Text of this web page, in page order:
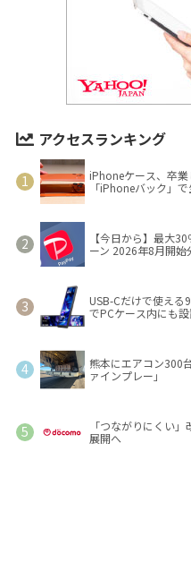
アクセスランキング
iPhoneケース、卒
「iPhoneバック」で
【今日から】最大
ーン 2026年8月開始
USB-Cだけで使え
でPCケース内にも
熊本にエアコン300
ァインプレー」
「つながりにくい
展開へ